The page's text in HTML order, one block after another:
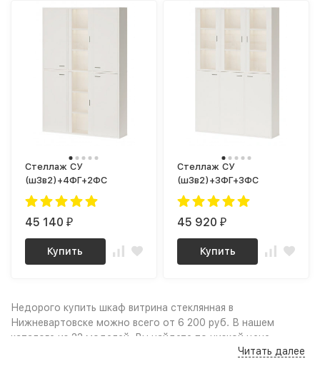
Стеллаж СУ
(ш3в2)+4ФГ+2ФС
45 140₽
Купить
Стеллаж СУ
(ш3в2)+3ФГ+3ФС
45 920₽
Купить
Недорого купить шкаф витрина стеклянная в
Нижневартовске можно всего от 6 200 руб. В нашем
каталоге из 22 моделей, Вы найдете по низкой цене
(дёшево): Качественные фото и удобный поиск поЧитать далее